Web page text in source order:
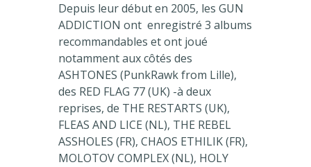
Depuis leur début en 2005, les GUN
ADDICTION ont enregistré 3 albums
recommandables et ont joué
notamment aux côtés des
ASHTONES (PunkRawk from Lille),
des RED FLAG 77 (UK) -à deux
reprises, de THE RESTARTS (UK),
FLEAS AND LICE (NL), THE REBEL
ASSHOLES (FR), CHAOS ETHILIK (FR),
MOLOTOV COMPLEX (NL), HOLY